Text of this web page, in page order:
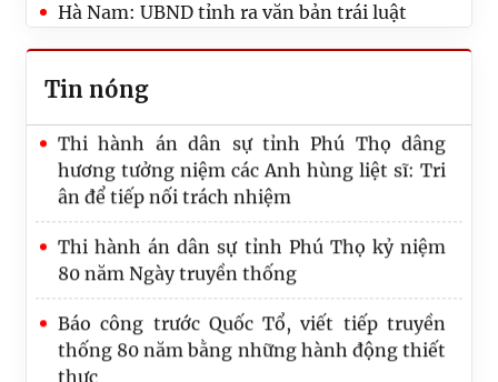
Hà Nam: UBND tỉnh ra văn bản trái luật
Tin nóng
Thi hành án dân sự tỉnh Phú Thọ nâng cao
năng lực chuyển đổi số, đáp ứng yêu cầu cải
cách tư pháp
Thi hành án dân sự tỉnh Phú Thọ dâng
hương tưởng niệm các Anh hùng liệt sĩ: Tri
ân để tiếp nối trách nhiệm
Thi hành án dân sự tỉnh Phú Thọ kỷ niệm
80 năm Ngày truyền thống
Báo công trước Quốc Tổ, viết tiếp truyền
thống 80 năm bằng những hành động thiết
thực